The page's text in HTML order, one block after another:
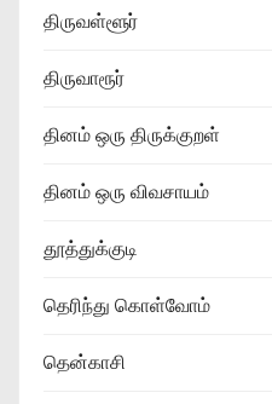
திருவள்ளூர்
திருவாரூர்
தினம் ஒரு திருக்குறள்
தினம் ஒரு விவசாயம்
தூத்துக்குடி
தெரிந்து கொள்வோம்
தென்காசி